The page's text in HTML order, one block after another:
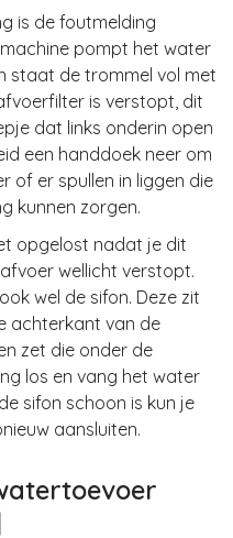
is de foutmelding
pompt het water
staat de trommel vol met
is verstopt, dit
dat links onderin open
een handdoek neer om
of er spullen in liggen die
kunnen zorgen.
opgelost nadat je dit
wellicht verstopt.
wel de sifon. Deze zit
achterkant van de
zet die onder de
los en vang het water
sifon schoon is kun je
aansluiten.